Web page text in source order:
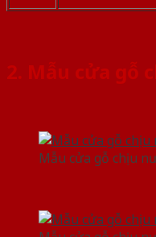
2. Mẫu cửa gỗ
Mẫu cửa gỗ chịu